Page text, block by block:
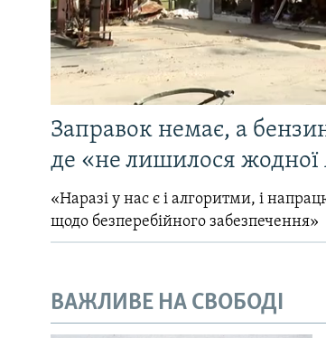
Заправок немає, а
де «не лишилося
«Наразі у нас є і алгоритми, і
щодо безперебійного забезпечення»
ВАЖЛИВЕ НА СВОБОДІ